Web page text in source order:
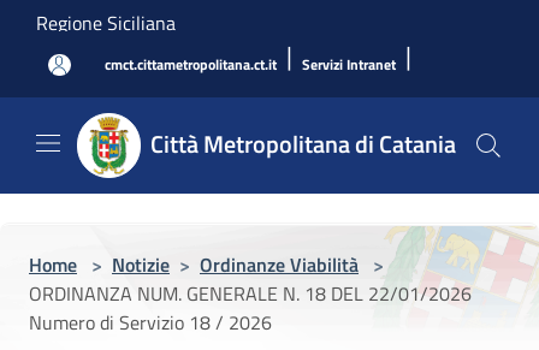
Salta al contenuto principale
Regione Siciliana
cmct.cittametropolitana.ct.it | Servizi Intranet |
Città Metropolitana di Catania
Home > Notizie > Ordinanze Viabilità >
ORDINANZA NUM. GENERALE N. 18 DEL 22/01/2026
Numero di Servizio 18 / 2026